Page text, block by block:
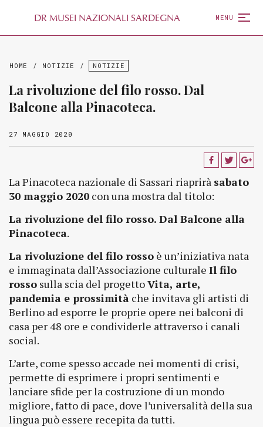
DR MUSEI NAZIONALI SARDEGNA MENU
HOME / NOTIZIE / NOTIZIE
La rivoluzione del filo rosso. Dal
Balcone alla Pinacoteca.
27 MAGGIO 2020
La Pinacoteca nazionale di Sassari riaprirà sabato
30 maggio 2020 con una mostra dal titolo:
La rivoluzione del filo rosso. Dal Balcone alla
Pinacoteca.
La rivoluzione del filo rosso è un’iniziativa nata
e immaginata dall’Associazione culturale Il filo
rosso sulla scia del progettoVita, arte,
pandemia e prossimità che invitava gli artisti di
Berlino ad esporre le proprie opere nei balconi di
casa per 48 ore e condividerle attraverso i canali
social.
L’arte, come spesso accade nei momenti di crisi,
permette di esprimere i propri sentimenti e
lanciare sfide per la costruzione di un mondo
migliore, fatto di pace, dove l’universalità della sua
lingua può essere recepita da tutti.